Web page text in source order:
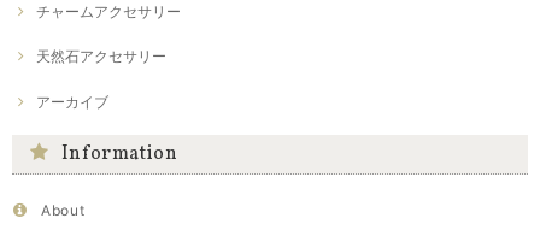
チャームアクセサリー
天然石アクセサリー
アーカイブ
Information
About